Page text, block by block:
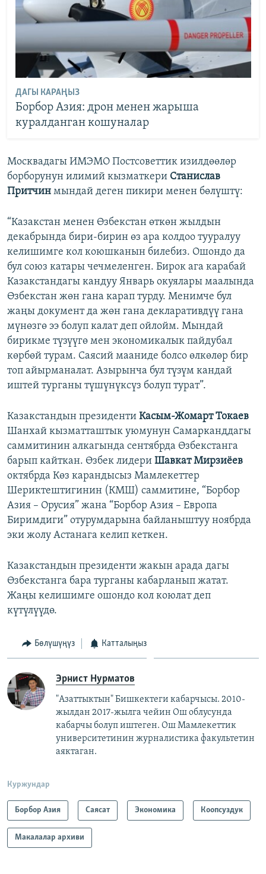
ДАГЫ КАРАҢЫЗ
Борбор Азия: дрон менен жарыша
куралданган кошуналар
Москвадагы ИМЭМО Постсоветтик изилдөөлөр
борборунун илимий кызматкери Станислав
Притчин мындай деген пикири менен бөлүштү:
“Казакстан менен Өзбекстан өткөн жылдын
декабрында бири-бирин өз ара колдоо тууралуу
келишимге кол коюшканын билебиз. Ошондо да
бул союз катары чечмеленген. Бирок ага карабай
Казакстандагы кандуу Январь окуялары маалында
Өзбекстан жөн гана карап турду. Менимче бул
жаңы документ да жөн гана декларативдүү гана
мүнөзгө ээ болуп калат деп ойлойм. Мындай
бирикме түзүүгө мен экономикалык пайдубал
көрбөй турам. Саясий мааниде болсо өлкөлөр бир
топ айырманалат. Азырынча бул түзүм кандай
иштей турганы түшүнүксүз болуп турат”.
Казакстандын президенти Касым-Жомарт Токаев
Шанхай кызматташтык уюмунун Самарканддагы
саммитинин алкагында сентябрда Өзбекстанга
барып кайткан. Өзбек лидери Шавкат Мирзиёев
октябрда Көз карандысыз Мамлекеттер
Шериктештигинин (КМШ) саммитине, “Борбор
Азия – Орусия” жана “Борбор Азия – Европа
Биримдиги” отурумдарына байланыштуу ноябрда
эки жолу Астанага келип кеткен.
Казакстандын президенти жакын арада дагы
Өзбекстанга бара турганы кабарланып жатат.
Жаңы келишимге ошондо кол коюлат деп
күтүлүүдө.
Бөлүшүңүз Катталыңыз
Эрнист Нурматов
"Азаттыктын" Бишкектеги кабарчысы. 2010-
жылдан 2017-жылга чейин Ош облусунда
кабарчы болуп иштеген. Ош Мамлекеттик
университетинин журналистика факультетин
аяктаган.
Куржундар
Борбор Азия Саясат Экономика Коопсуздук
Макалалар архиви